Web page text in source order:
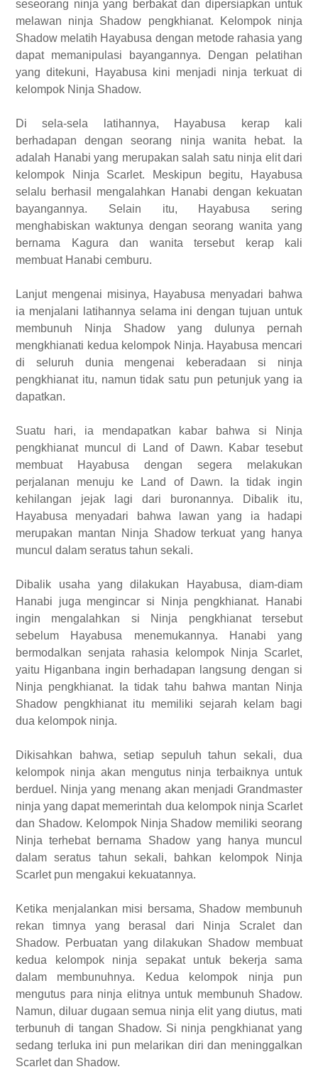
seseorang ninja yang berbakat dan dipersiapkan untuk
melawan ninja Shadow pengkhianat. Kelompok ninja
Shadow melatih Hayabusa dengan metode rahasia yang
dapat memanipulasi bayangannya. Dengan pelatihan
yang ditekuni, Hayabusa kini menjadi ninja terkuat di
kelompok Ninja Shadow.
Di sela-sela latihannya, Hayabusa kerap kali
berhadapan dengan seorang ninja wanita hebat. Ia
adalah Hanabi yang merupakan salah satu ninja elit dari
kelompok Ninja Scarlet. Meskipun begitu, Hayabusa
selalu berhasil mengalahkan Hanabi dengan kekuatan
bayangannya. Selain itu, Hayabusa sering
menghabiskan waktunya dengan seorang wanita yang
bernama Kagura dan wanita tersebut kerap kali
membuat Hanabi cemburu.
Lanjut mengenai misinya, Hayabusa menyadari bahwa
ia menjalani latihannya selama ini dengan tujuan untuk
membunuh Ninja Shadow yang dulunya pernah
mengkhianati kedua kelompok Ninja. Hayabusa mencari
di seluruh dunia mengenai keberadaan si ninja
pengkhianat itu, namun tidak satu pun petunjuk yang ia
dapatkan.
Suatu hari, ia mendapatkan kabar bahwa si Ninja
pengkhianat muncul di Land of Dawn. Kabar tesebut
membuat Hayabusa dengan segera melakukan
perjalanan menuju ke Land of Dawn. Ia tidak ingin
kehilangan jejak lagi dari buronannya. Dibalik itu,
Hayabusa menyadari bahwa lawan yang ia hadapi
merupakan mantan Ninja Shadow terkuat yang hanya
muncul dalam seratus tahun sekali.
Dibalik usaha yang dilakukan Hayabusa, diam-diam
Hanabi juga mengincar si Ninja pengkhianat. Hanabi
ingin mengalahkan si Ninja pengkhianat tersebut
sebelum Hayabusa menemukannya. Hanabi yang
bermodalkan senjata rahasia kelompok Ninja Scarlet,
yaitu Higanbana ingin berhadapan langsung dengan si
Ninja pengkhianat. Ia tidak tahu bahwa mantan Ninja
Shadow pengkhianat itu memiliki sejarah kelam bagi
dua kelompok ninja.
Dikisahkan bahwa, setiap sepuluh tahun sekali, dua
kelompok ninja akan mengutus ninja terbaiknya untuk
berduel. Ninja yang menang akan menjadi Grandmaster
ninja yang dapat memerintah dua kelompok ninja Scarlet
dan Shadow. Kelompok Ninja Shadow memiliki seorang
Ninja terhebat bernama Shadow yang hanya muncul
dalam seratus tahun sekali, bahkan kelompok Ninja
Scarlet pun mengakui kekuatannya.
Ketika menjalankan misi bersama, Shadow membunuh
rekan timnya yang berasal dari Ninja Scralet dan
Shadow. Perbuatan yang dilakukan Shadow membuat
kedua kelompok ninja sepakat untuk bekerja sama
dalam membunuhnya. Kedua kelompok ninja pun
mengutus para ninja elitnya untuk membunuh Shadow.
Namun, diluar dugaan semua ninja elit yang diutus, mati
terbunuh di tangan Shadow. Si ninja pengkhianat yang
sedang terluka ini pun melarikan diri dan meninggalkan
Scarlet dan Shadow.